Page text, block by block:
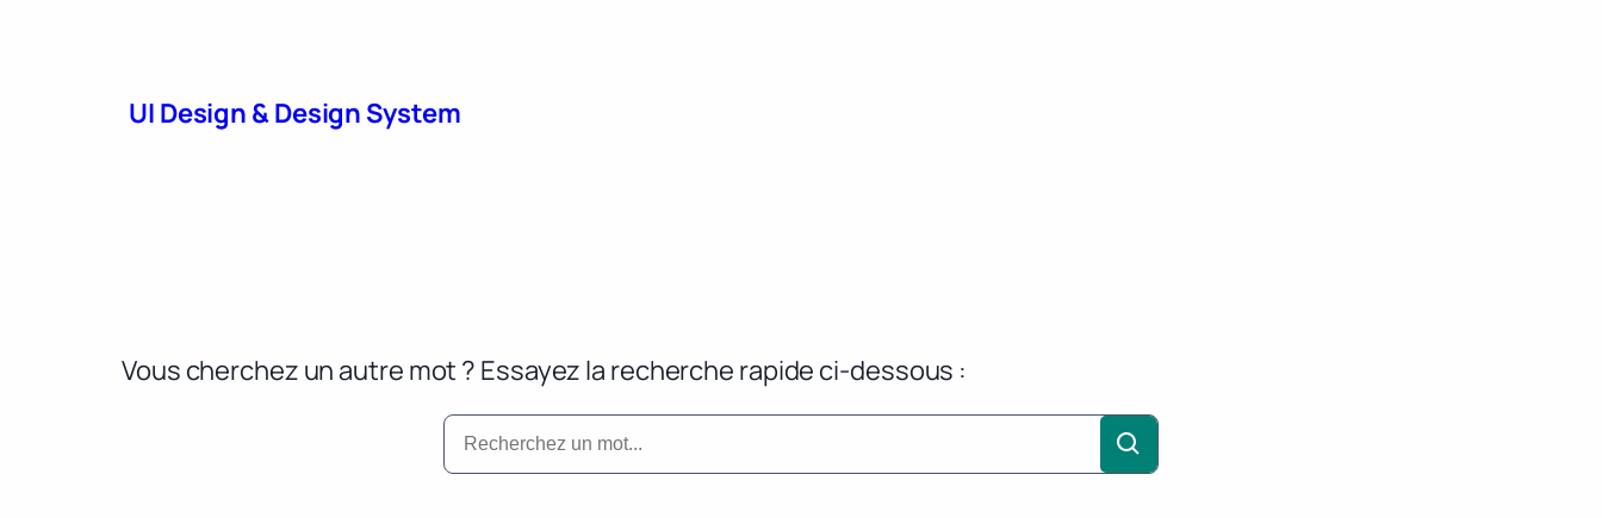
UI Design & Design System
Vous cherchez un autre mot ? Essayez la recherche rapide ci-dessous :